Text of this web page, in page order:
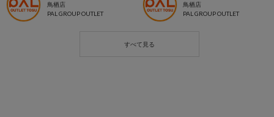
鳥栖店
PAL GROUP OUTLET
鳥栖店
PAL GROUP OUTLET